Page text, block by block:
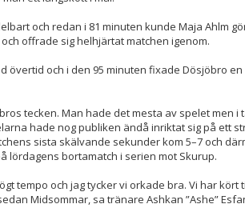
och redan i 81 minuten kunde Maja Ahlm
offrade sig helhjärtat matchen igenom.
övertid och i den 95 minuten fixade Dösjöbro
tecken. Man hade det mesta av spelet men i
hade nog publiken ändå inriktat sig på ett
sista skälvande sekunder kom 5–7 och
lördagens bortamatch i serien mot Skurup.
tempo och jag tycker vi orkade bra. Vi har kört
Midsommar, sa tränare Ashkan ”Ashe”